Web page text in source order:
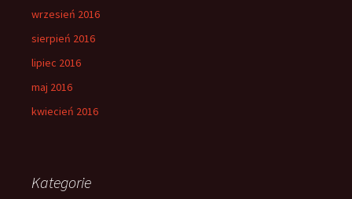
wrzesień 2016
sierpień 2016
lipiec 2016
maj 2016
kwiecień 2016
Kategorie